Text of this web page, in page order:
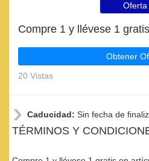
Oferta
Obtener
20 Vistas
Caducidad: Sin fecha de
TÉRMINOS Y